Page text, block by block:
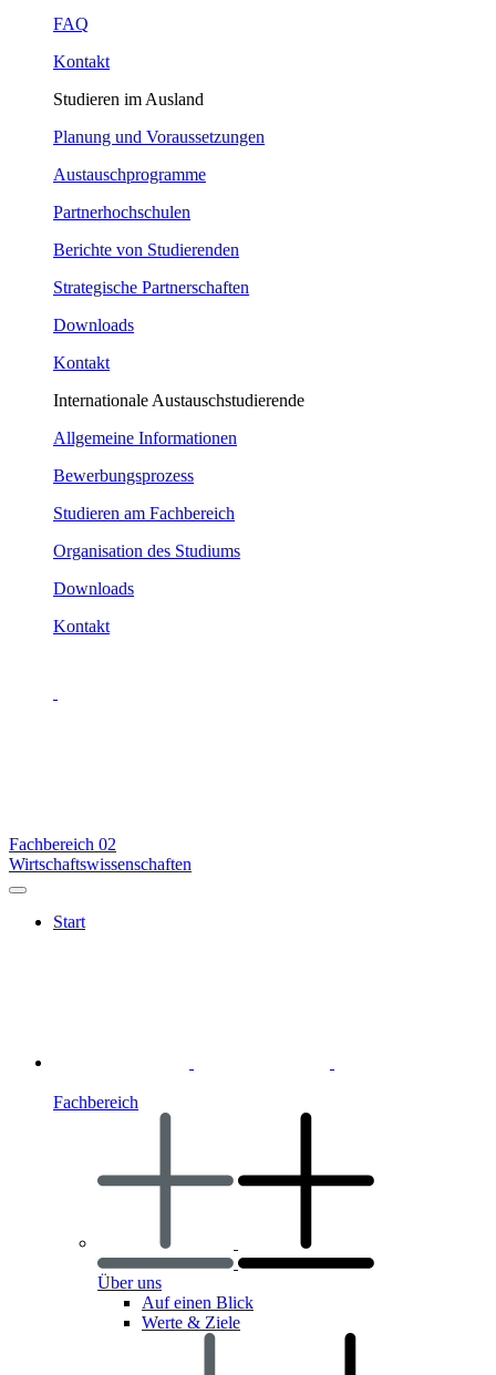
FAQ
Kontakt
Studieren im Ausland
Planung und Voraussetzungen
Austauschprogramme
Partnerhochschulen
Berichte von Studierenden
Strategische Partnerschaften
Downloads
Kontakt
Internationale Austauschstudierende
Allgemeine Informationen
Bewerbungsprozess
Studieren am Fachbereich
Organisation des Studiums
Downloads
Kontakt
Fachbereich 02
Wirtschaftswissenschaften
Start
Fachbereich
Über uns
Auf einen Blick
Werte & Ziele